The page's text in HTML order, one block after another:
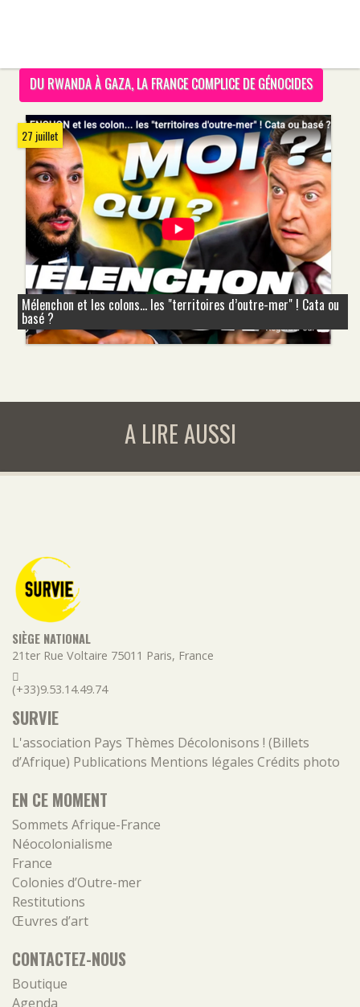
DU RWANDA À GAZA, LA FRANCE COMPLICE DE GÉNOCIDES
27 juillet
Mélenchon et les colons... les "territoires d’outre-mer" ! Cata ou
basé ?
A LIRE AUSSI
SIÈGE NATIONAL
21ter Rue Voltaire 75011 Paris, France
(+33)9.53.14.49.74
SURVIE
L'association Pays Thèmes Décolonisons ! (Billets
d’Afrique) Publications Mentions légales Crédits photo
EN CE MOMENT
Sommets Afrique-France
Néocolonialisme
France
Colonies d’Outre-mer
Restitutions
Œuvres d’art
CONTACTEZ-NOUS
Boutique
Agenda